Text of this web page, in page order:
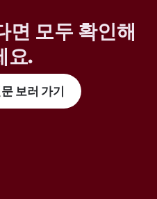
면 모두 확인해
요.
보러 가기